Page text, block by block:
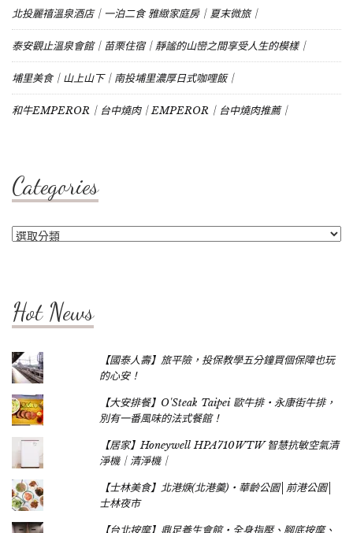
北投麗禧溫泉酒店｜一泊二食 雅緻家庭房｜夏末微旅｜
泰安觀止溫泉會館｜苗栗住宿｜靜謐的山巒之間享受人生的模樣｜
埔里美食｜山上山下｜南投埔里濃厚日式咖哩飯｜
和牛EMPEROR｜台中燒肉｜EMPEROR｜台中燒肉推薦｜
Categories
Categories
Hot News
【國泰人壽】旅平險，投保教學五分鐘買個保障也玩
的心安！
【大安排餐】O'Steak Taipei 歐牛排‧永康街牛排，
別有一番風味的法式餐館！
【居家】Honeywell HPA710WTW 智慧抗敏空氣清
淨機｜清淨機｜
【士林美食】北港焿(北港羹)‧華齡公園│前港公園│
士林夜市
【台北按摩】鼎足養生會館‧全身指壓、腳底按摩、